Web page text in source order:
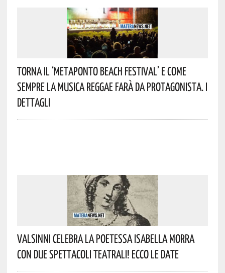
Torna Il ‘Metaponto Beach Festival’ E Come
Sempre La Musica Reggae Farà Da Protagonista. I
Dettagli
Valsinni Celebra La Poetessa Isabella Morra
Con Due Spettacoli Teatrali! Ecco Le Date